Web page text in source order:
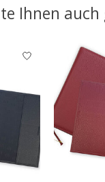
Ihnen auch